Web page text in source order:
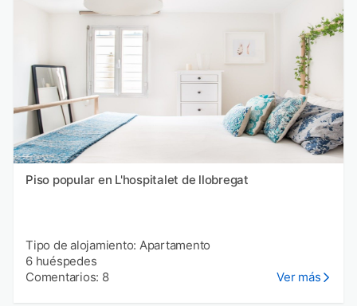
Piso popular en L'hospitalet de llobregat
Tipo de alojamiento: Apartamento
6 huéspedes
Comentarios: 8
Ver más